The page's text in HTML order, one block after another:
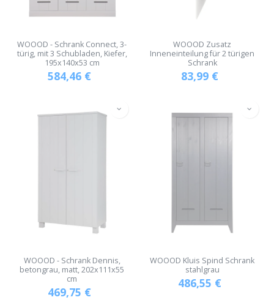
WOOOD - Schrank Connect, 3-
türig, mit 3 Schubladen, Kiefer,
195x140x53 cm
584,46 €
WOOOD Zusatz
Inneneinteilung für 2 türigen
Schrank
83,99 €
WOOOD - Schrank Dennis,
betongrau, matt, 202x111x55
cm
469,75 €
WOOOD Kluis Spind Schrank
stahlgrau
486,55 €